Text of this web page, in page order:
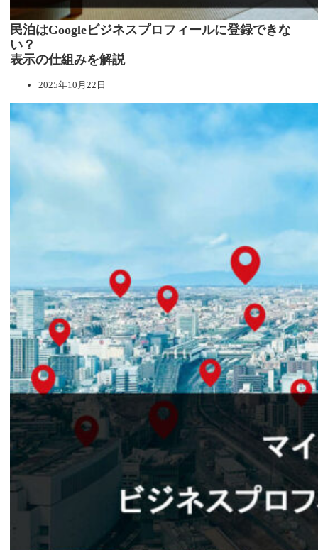
民泊はGoogleビジネスプロフィールに登録できな
い？
表示の仕組みを解説
2025年10月22日